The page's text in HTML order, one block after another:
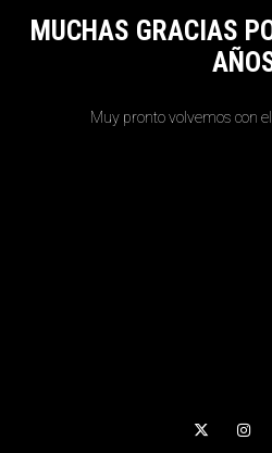
MUCHAS GRACIAS
Muy pronto volvemos con